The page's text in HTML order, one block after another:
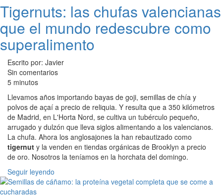
Tigernuts: las chufas valencianas
que el mundo redescubre como
superalimento
Escrito por: Javier
Sin comentarios
5 minutos
Llevamos años importando bayas de goji, semillas de chía y
polvos de açaí a precio de reliquia. Y resulta que a 350 kilómetros
de Madrid, en L'Horta Nord, se cultiva un tubérculo pequeño,
arrugado y dulzón que lleva siglos alimentando a los valencianos.
La chufa. Ahora los anglosajones la han rebautizado como
tigernut y la venden en tiendas orgánicas de Brooklyn a precio
de oro. Nosotros la teníamos en la horchata del domingo.
Seguir leyendo